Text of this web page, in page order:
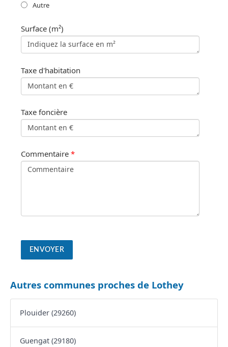
Autre
Surface (m²)
Taxe d'habitation
Taxe foncière
Commentaire *
Autres communes proches de Lothey
Plouider (29260)
Guengat (29180)